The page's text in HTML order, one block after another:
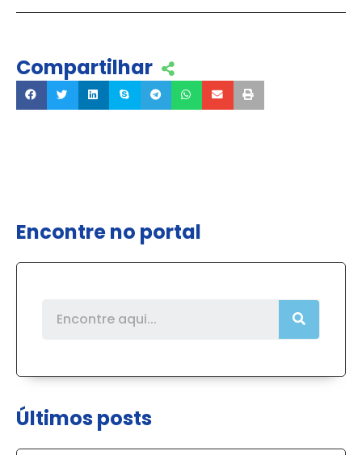
Compartilhar
Encontre no portal
Últimos posts